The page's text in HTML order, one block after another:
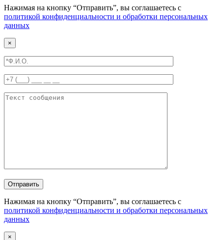
Нажимая на кнопку “Отправить”, вы соглашаетесь с
политикой конфиденциальности и обработки персональных
данных
×
Отправить
Нажимая на кнопку “Отправить”, вы соглашаетесь с
политикой конфиденциальности и обработки персональных
данных
×